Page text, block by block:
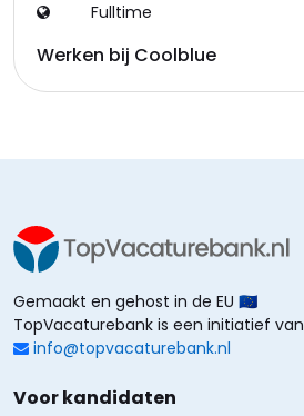
Fulltime
Werken bij Coolblue
Gemaakt en gehost in de EU 🇪🇺
TopVacaturebank is een initiatief van
info@topvacaturebank.nl
Voor kandidaten